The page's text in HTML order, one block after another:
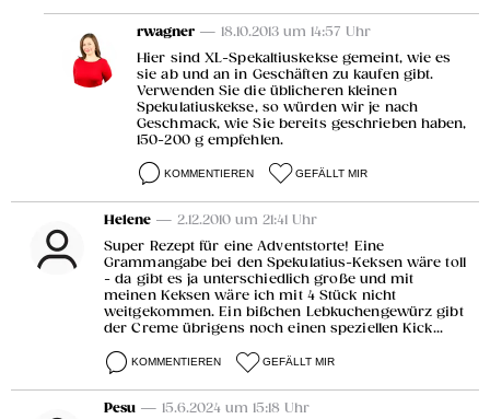
rwagner — 18.10.2013 um 14:57 Uhr
Hier sind XL-Spekaltiuskekse gemeint, wie es
sie ab und an in Geschäften zu kaufen gibt.
Verwenden Sie die üblicheren kleinen
Spekulatiuskekse, so würden wir je nach
Geschmack, wie Sie bereits geschrieben haben,
150-200 g empfehlen.
KOMMENTIEREN GEFÄLLT MIR
Helene — 2.12.2010 um 21:41 Uhr
Super Rezept für eine Adventstorte! Eine
Grammangabe bei den Spekulatius-Keksen wäre toll
- da gibt es ja unterschiedlich große und mit
meinen Keksen wäre ich mit 4 Stück nicht
weitgekommen. Ein bißchen Lebkuchengewürz gibt
der Creme übrigens noch einen speziellen Kick...
KOMMENTIEREN GEFÄLLT MIR
Pesu — 15.6.2024 um 15:18 Uhr